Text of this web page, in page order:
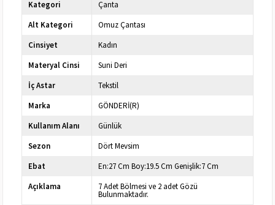
Kategori
Çanta
Alt Kategori
Omuz Çantası
Cinsiyet
Kadın
Materyal Cinsi
Suni Deri
İç Astar
Tekstil
Marka
GÖNDERİ(R)
Kullanım Alanı
Günlük
Sezon
Dört Mevsim
Ebat
En:27 Cm Boy:19.5 Cm Genişlik:7 Cm
Açıklama
7 Adet Bölmesi ve 2 adet Gözü
Bulunmaktadır.